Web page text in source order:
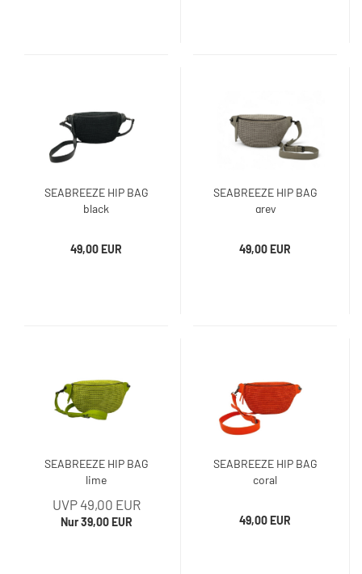
SEABREEZE HIP BAG
black
49,00 EUR
SEABREEZE HIP BAG
grey
49,00 EUR
SEABREEZE HIP BAG
lime
UVP 49,00 EUR
Nur 39,00 EUR
SEABREEZE HIP BAG
coral
49,00 EUR